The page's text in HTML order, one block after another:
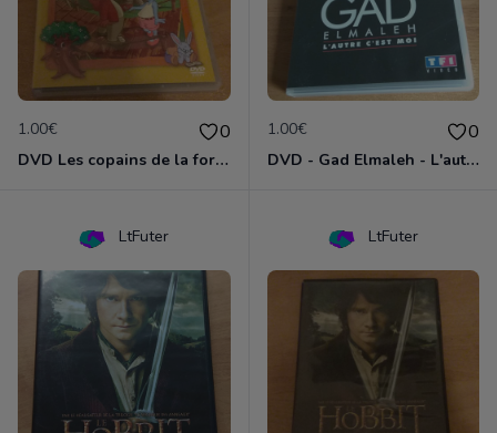
1.00€ 0
DVD Les copains de la forêt : les vrais amis
1.00€ 0
DVD - Gad Elmaleh - L'autre c'est moi
LtFuter LtFuter